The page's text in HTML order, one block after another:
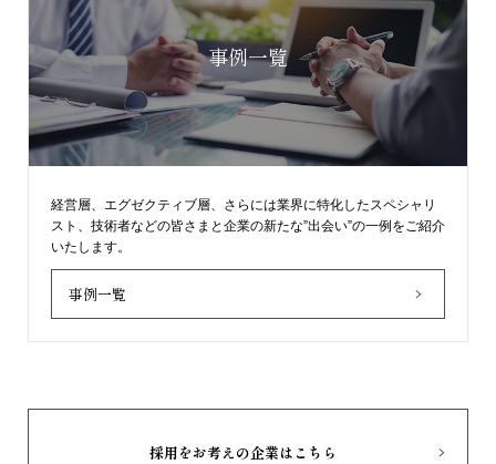
事例一覧
経営層、エグゼクティブ層、さらには業界に特化したスペシャリ
スト、技術者などの皆さまと企業の新たな”出会い”の一例をご紹介
いたします。
事例一覧
採用をお考えの企業はこちら